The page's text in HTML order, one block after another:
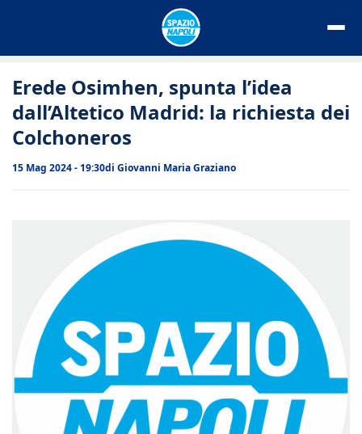
Erede Osimhen, spunta l’idea
dall’Altetico Madrid: la richiesta dei
Colchoneros
15 Mag 2024 - 19:30di Giovanni Maria Graziano